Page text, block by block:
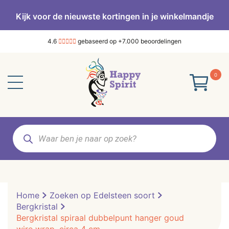
Kijk voor de nieuwste kortingen in je winkelmandje
4.6 gebaseerd op +7.000 beoordelingen
0
Producten
zoeken
Home
Zoeken op Edelsteen soort
Bergkristal
Bergkristal spiraal dubbelpunt hanger goud